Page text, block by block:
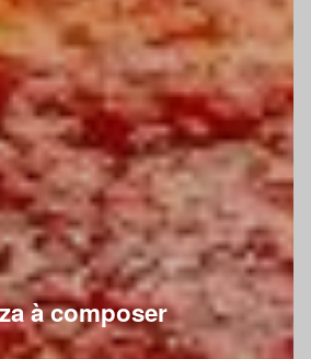
à composer